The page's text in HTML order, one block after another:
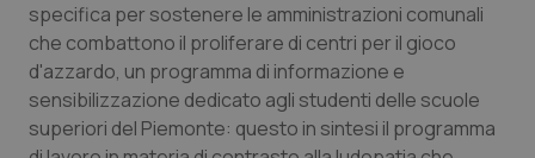
Basilicata
Calabria
Artrite & artrosi
Asma & BPCO
QS Club Newsletter
specifica per sostenere le amministrazioni comunali
che combattono il proliferare di centri per il gioco
d'azzardo, un programma di informazione e
sensibilizzazione dedicato agli studenti delle scuole
superiori del Piemonte: questo in sintesi il programma